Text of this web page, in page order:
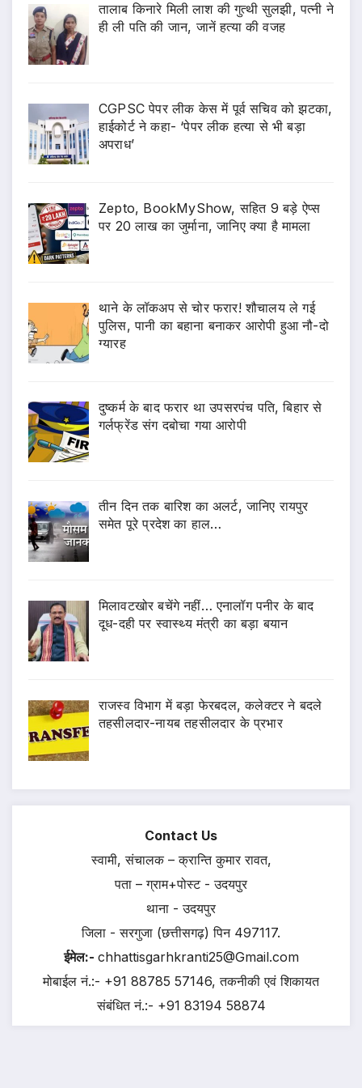
तालाब किनारे मिली लाश की गुत्थी सुलझी, पत्नी ने
ही ली पति की जान, जानें हत्या की वजह
CGPSC पेपर लीक केस में पूर्व सचिव को झटका,
हाईकोर्ट ने कहा- ‘पेपर लीक हत्या से भी बड़ा
अपराध’
Zepto, BookMyShow, सहित 9 बड़े ऐप्स
पर 20 लाख का जुर्माना, जानिए क्या है मामला
थाने के लॉकअप से चोर फरार! शौचालय ले गई
पुलिस, पानी का बहाना बनाकर आरोपी हुआ नौ-दो
ग्यारह
दुष्कर्म के बाद फरार था उपसरपंच पति, बिहार से
गर्लफ्रेंड संग दबोचा गया आरोपी
तीन दिन तक बारिश का अलर्ट, जानिए रायपुर
समेत पूरे प्रदेश का हाल…
मिलावटखोर बचेंगे नहीं… एनालॉग पनीर के बाद
दूध-दही पर स्वास्थ्य मंत्री का बड़ा बयान
राजस्व विभाग में बड़ा फेरबदल, कलेक्टर ने बदले
तहसीलदार-नायब तहसीलदार के प्रभार
Contact Us
स्वामी, संचालक – क्रान्ति कुमार रावत,
पता – ग्राम+पोस्ट - उदयपुर
थाना - उदयपुर
जिला - सरगुजा (छत्तीसगढ़) पिन 497117.
ईमेल:- chhattisgarhkranti25@Gmail.com
मोबाईल नं.:- +91 88785 57146, तकनीकी एवं शिकायत
संबंधित नं.:- +91 83194 58874